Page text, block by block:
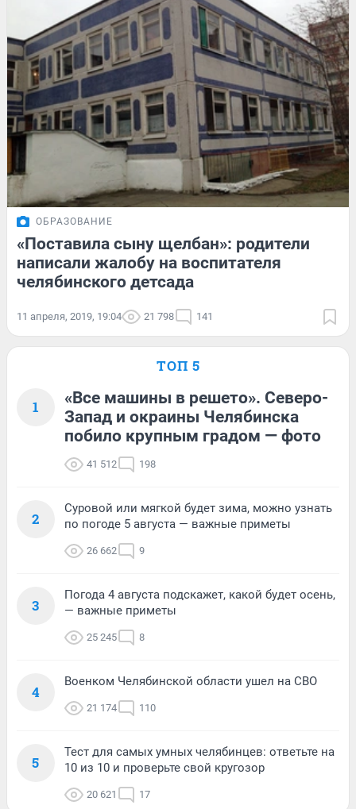
ОБРАЗОВАНИЕ
«Поставила сыну щелбан»: родители
написали жалобу на воспитателя
челябинского детсада
11 апреля, 2019, 19:04 21 798 141
ТОП 5
1
«Все машины в решето». Северо-
Запад и окраины Челябинска
побило крупным градом — фото
41 512 198
2
Суровой или мягкой будет зима, можно узнать
по погоде 5 августа — важные приметы
26 662 9
3
Погода 4 августа подскажет, какой будет осень,
— важные приметы
25 245 8
4
Военком Челябинской области ушел на СВО
21 174 110
5
Тест для самых умных челябинцев: ответьте на
10 из 10 и проверьте свой кругозор
20 621 17